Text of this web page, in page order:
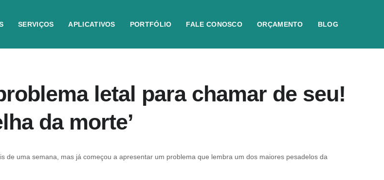
SERVIÇOS APLICATIVOS PORTFÓLIO FALE CONOSCO ORÇAMENTO BLOG
letal para chamar de seu!
da morte’
de uma semana, mas já começou a apresentar um problema que lembra um dos maiores pesadelos da